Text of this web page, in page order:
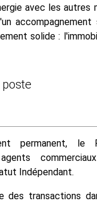
avec les autres
solide :
permanent, le
Indépendant.
des transactions